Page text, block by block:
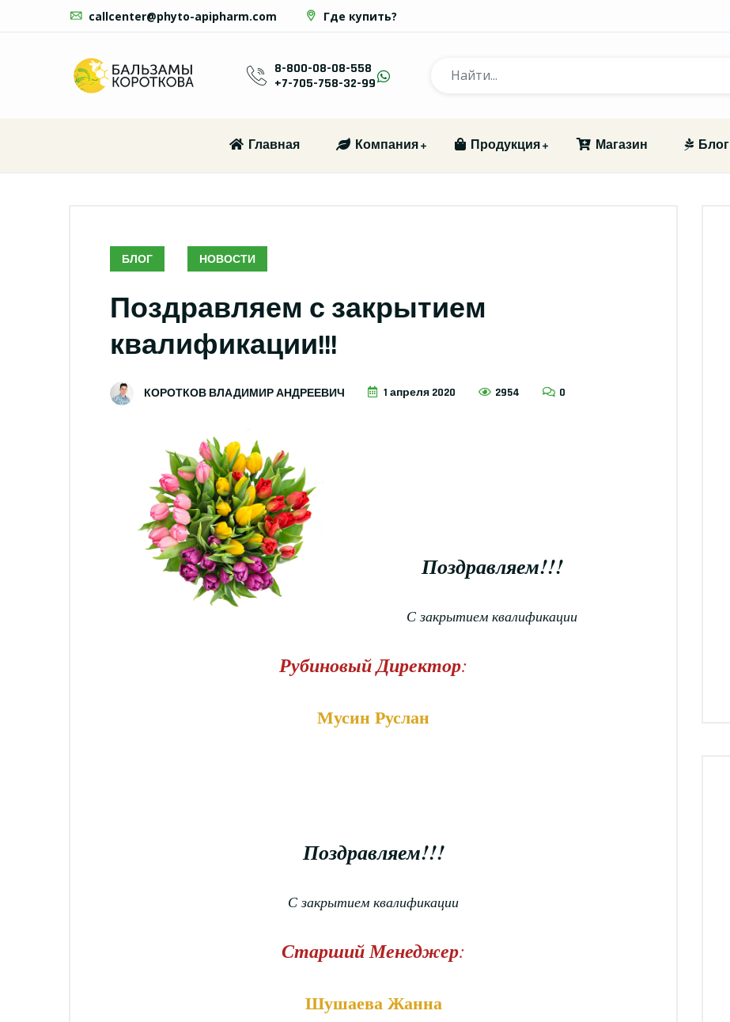
callcenter@phyto-apipharm.com Где купить?
8-800-08-08-558
+7-705-758-32-99
Главная Компания Продукция Магазин Блог
БЛОГ НОВОСТИ
Поздравляем с закрытием
квалификации!!!
КОРОТКОВ ВЛАДИМИР АНДРЕЕВИЧ 1 апреля 2020 2954 0
Поздравляем!!!
С закрытием квалификации
Рубиновый Директор:
Мусин Руслан
Поздравляем!!!
С закрытием квалификации
Старший Менеджер:
Шушаева Жанна